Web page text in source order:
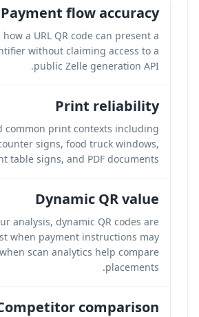
Payment flow accuracy
a URL QR code can present a
without claiming access to a
public Zelle generation API.
Print reliability
common print contexts including
signs, food truck windows,
table signs, and PDF documents.
Dynamic QR value
analysis, dynamic QR codes are
when payment instructions may
scan analytics help compare
placements.
comparison